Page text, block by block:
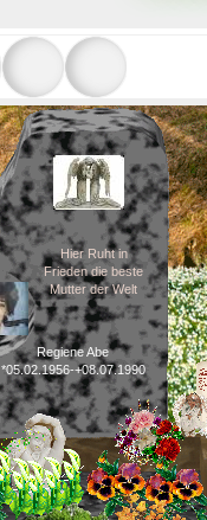
Regiene Abe
*05.02.1956-+08.07.1990
Hier Ruht in
Frieden die beste
Mutter der Welt